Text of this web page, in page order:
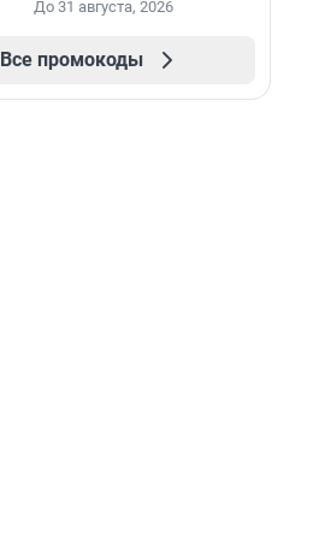
До 31 августа, 2026
Все промокоды